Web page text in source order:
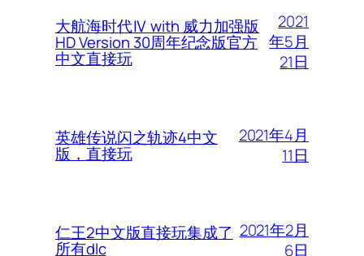
大航海时代Ⅳ with 威力加强版
HD Version 30周年纪念版官方
中文直接玩
2021
年5月
21日
英雄传说闪之轨迹4中文
版，直接玩
2021年4月
11日
仁王2中文版直接玩集成了
所有dlc
2021年2月
6日